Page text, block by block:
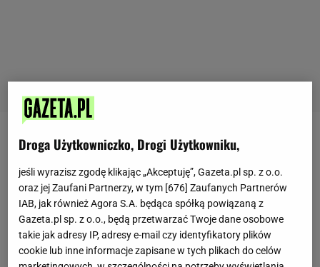
Ewa Walas
Napisz do mnie: ewa.walas@agora.pl
Dziennikarka, redaktorka naczelna serwisów
lifestylowych w Gazeta.pl. Zajmuje się głównie
Droga Użytkowniczko, Drogi Użytkowniku,
jeśli wyrazisz zgodę klikając „Akceptuję”, Gazeta.pl sp. z o.o.
oraz jej Zaufani Partnerzy, w tym [676] Zaufanych Partnerów
IAB, jak również Agora S.A. będąca spółką powiązaną z
Gazeta.pl sp. z o.o., będą przetwarzać Twoje dane osobowe
takie jak adresy IP, adresy e-mail czy identyfikatory plików
cookie lub inne informacje zapisane w tych plikach do celów